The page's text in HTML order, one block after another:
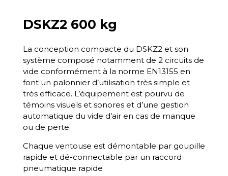
DSKZ2 600 kg
La conception compacte du DSKZ2 et son
système composé notamment de 2 circuits de
vide conformément à la norme EN13155 en
font un palonnier d’utilisation très simple et
très efficace. L’équipement est pourvu de
témoins visuels et sonores et d’une gestion
automatique du vide d’air en cas de manque
ou de perte.
Chaque ventouse est démontable par goupille
rapide et dé-connectable par un raccord
pneumatique rapide